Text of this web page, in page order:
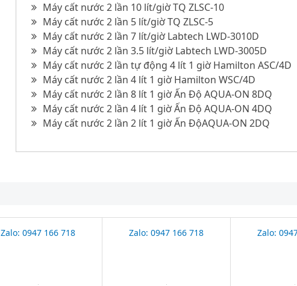
Máy cất nước 2 lần 10 lít/giờ TQ ZLSC-10
Máy cất nước 2 lần 5 lít/giờ TQ ZLSC-5
Máy cất nước 2 lần 7 lít/giờ Labtech LWD-3010D
Máy cất nước 2 lần 3.5 lít/giờ Labtech LWD-3005D
Máy cất nước 2 lần tự động 4 lít 1 giờ Hamilton ASC/4D
Máy cất nước 2 lần 4 lít 1 giờ Hamilton WSC/4D
Máy cất nước 2 lần 8 lít 1 giờ Ấn Độ AQUA-ON 8DQ
Máy cất nước 2 lần 4 lít 1 giờ Ấn Độ AQUA-ON 4DQ
Máy cất nước 2 lần 2 lít 1 giờ Ấn ĐộAQUA-ON 2DQ
Zalo: 0947 166 718 Zalo: 0947 166 718 Zalo: